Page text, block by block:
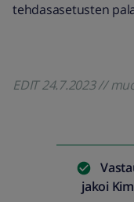
tehdasasetusten
EDIT 24.7.2023 //
jakoi